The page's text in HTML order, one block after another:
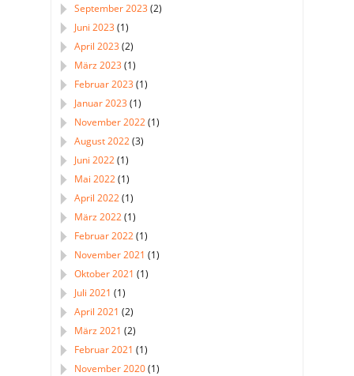
September 2023(2)
Juni 2023(1)
April 2023(2)
März 2023(1)
Februar 2023(1)
Januar 2023(1)
November 2022(1)
August 2022(3)
Juni 2022(1)
Mai 2022(1)
April 2022(1)
März 2022(1)
Februar 2022(1)
November 2021 (1)
Oktober 2021 (1)
Juli 2021 (1)
April 2021 (2)
März 2021 (2)
Februar 2021 (1)
November 2020(1)